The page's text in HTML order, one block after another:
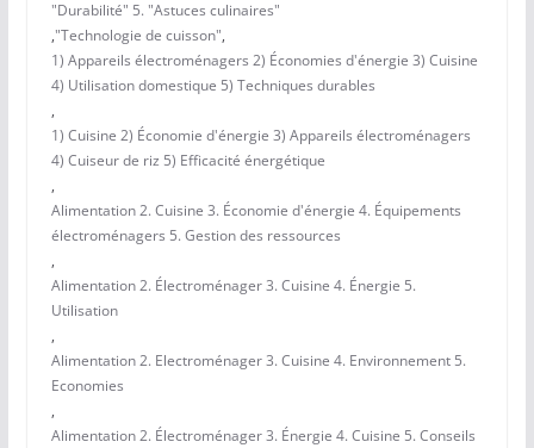
"Durabilité" 5. "Astuces culinaires"
,"Technologie de cuisson",
1) Appareils électroménagers 2) Économies d'énergie 3) Cuisine
4) Utilisation domestique 5) Techniques durables
,
1) Cuisine 2) Économie d'énergie 3) Appareils électroménagers
4) Cuiseur de riz 5) Efficacité énergétique
,
Alimentation 2. Cuisine 3. Économie d'énergie 4. Équipements
électroménagers 5. Gestion des ressources
,
Alimentation 2. Électroménager 3. Cuisine 4. Énergie 5.
Utilisation
,
Alimentation 2. Electroménager 3. Cuisine 4. Environnement 5.
Economies
,
Alimentation 2. Électroménager 3. Énergie 4. Cuisine 5. Conseils